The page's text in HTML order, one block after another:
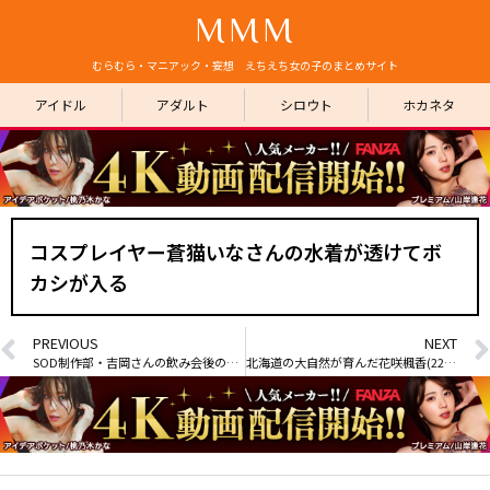
MMM
むらむら・マニアック・妄想 えちえち女の子のまとめサイト
アイドル アダルト シロウト ホカネタ
コスプレイヤー蒼猫いなさんの水着が透けてボ
カシが入る
PREVIOUS
SOD制作部・吉岡さんの飲み会後のハメ撮り映像が勝手に流出
NEXT
北海道の大自然が育んだ花咲楓香(22)の新乳グラビア